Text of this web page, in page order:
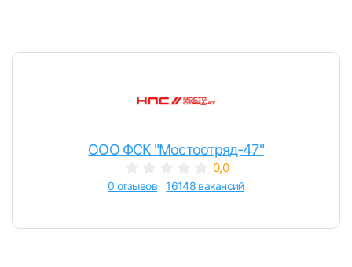
ООО ФСК "Мостоотряд-47"
0,0
0 отзывов 16148 вакансий